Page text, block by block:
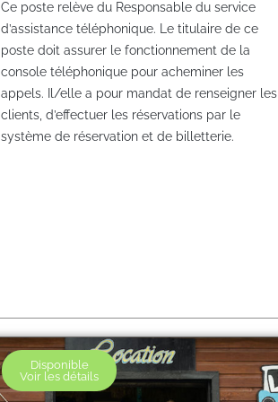
Ce poste relève du Responsable du service
d’assistance téléphonique. Le titulaire de ce
poste doit assurer le fonctionnement de la
console téléphonique pour acheminer les
appels. Il/elle a pour mandat de renseigner les
clients, d’effectuer les réservations par le
système de réservation et de billetterie.
Disponible
Voir les détails